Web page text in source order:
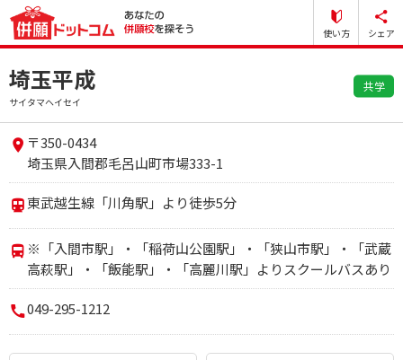
使い方 シェア
埼玉平成
サイタマヘイセイ
共学
〒350-0434
埼玉県入間郡毛呂山町市場333-1
東武越生線「川角駅」より徒歩5分
※「入間市駅」・「稲荷山公園駅」・「狭山市駅」・「武蔵
高萩駅」・「飯能駅」・「高麗川駅」よりスクールバスあり
049-295-1212